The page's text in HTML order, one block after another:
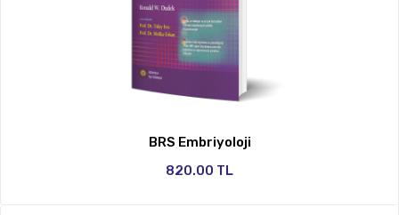
BRS Embriyoloji
820.00 TL